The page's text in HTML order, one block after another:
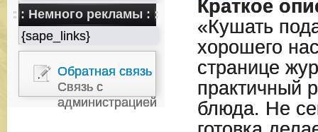
: : Немного рекламы : :
{sape_links}
Обратная связь
Связь с
администрацией
Краткое
«Кушать
хорошего
странице
практичный
блюда. Не